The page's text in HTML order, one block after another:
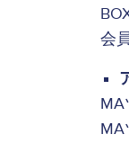
会
MA
MA